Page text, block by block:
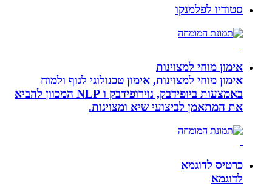
סטודיו לפלמנקו
אימון מוחי למצוינות
אימון מוחי למצוינות, אימון טכנולוגי לגוף ולמוח
באמצעות ביופידבק, נוירופידבק ו NLP המכוון להביא
את המתאמן לביצועי שיא ומצוינות.
כרטיס לדוגמא
לדוגמא